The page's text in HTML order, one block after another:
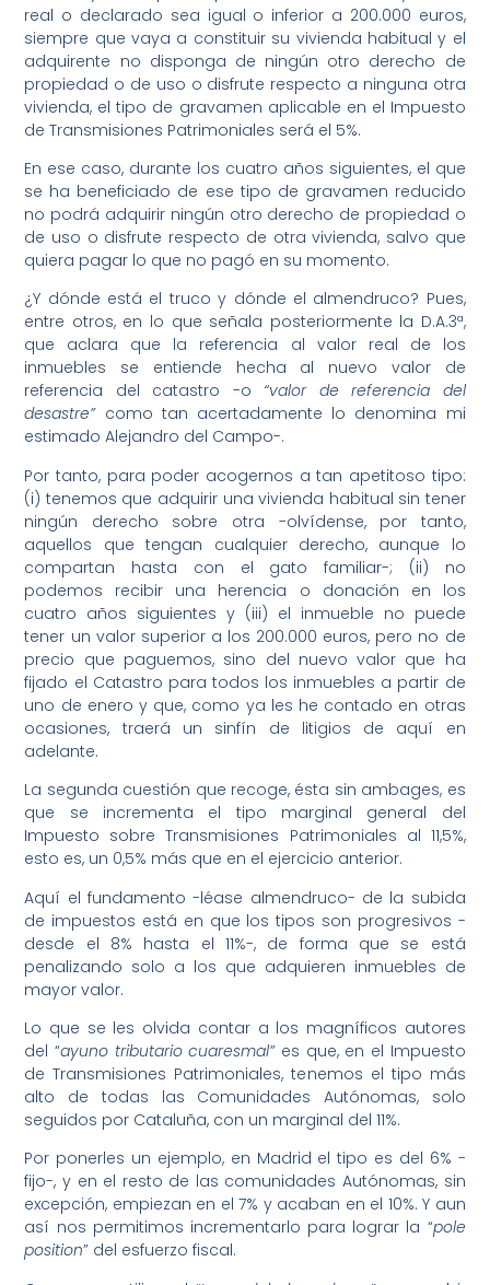
real o declarado sea igual o inferior a 200.000 euros,
siempre que vaya a constituir su vivienda habitual y el
adquirente no disponga de ningún otro derecho de
propiedad o de uso o disfrute respecto a ninguna otra
vivienda, el tipo de gravamen aplicable en el Impuesto
de Transmisiones Patrimoniales será el 5%.
En ese caso, durante los cuatro años siguientes, el que
se ha beneficiado de ese tipo de gravamen reducido
no podrá adquirir ningún otro derecho de propiedad o
de uso o disfrute respecto de otra vivienda, salvo que
quiera pagar lo que no pagó en su momento.
¿Y dónde está el truco y dónde el almendruco? Pues,
entre otros, en lo que señala posteriormente la D.A.3ª,
que aclara que la referencia al valor real de los
inmuebles se entiende hecha al nuevo valor de
referencia del catastro -o “valor de referencia del
desastre”como tan acertadamente lo denomina mi
estimado Alejandro del Campo-.
Por tanto, para poder acogernos a tan apetitoso tipo:
(i) tenemos que adquirir una vivienda habitual sin tener
ningún derecho sobre otra -olvídense, por tanto,
aquellos que tengan cualquier derecho, aunque lo
compartan hasta con el gato familiar-; (ii) no
podemos recibir una herencia o donación en los
cuatro años siguientes y (iii) el inmueble no puede
tener un valor superior a los 200.000 euros, pero no de
precio que paguemos, sino del nuevo valor que ha
fijado el Catastro para todos los inmuebles a partir de
uno de enero y que, como ya les he contado en otras
ocasiones, traerá un sinfín de litigios de aquí en
adelante.
La segunda cuestión que recoge, ésta sin ambages, es
que se incrementa el tipo marginal general del
Impuesto sobre Transmisiones Patrimoniales al 11,5%,
esto es, un 0,5% más que en el ejercicio anterior.
Aquí el fundamento -léase almendruco- de la subida
de impuestos está en que los tipos son progresivos -
desde el 8% hasta el 11%-, de forma que se está
penalizando solo a los que adquieren inmuebles de
mayor valor.
Lo que se les olvida contar a los magníficos autores
del “ayuno tributario cuaresmal”es que, en el Impuesto
de Transmisiones Patrimoniales, tenemos el tipo más
alto de todas las Comunidades Autónomas, solo
seguidos por Cataluña, con un marginal del 11%.
Por ponerles un ejemplo, en Madrid el tipo es del 6% -
fijo-, y en el resto de las comunidades Autónomas, sin
excepción, empiezan en el 7% y acaban en el 10%. Y aun
así nos permitimos incrementarlo para lograr la “pole
position” del esfuerzo fiscal.